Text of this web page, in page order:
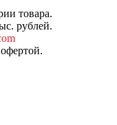
товара.
рублей.